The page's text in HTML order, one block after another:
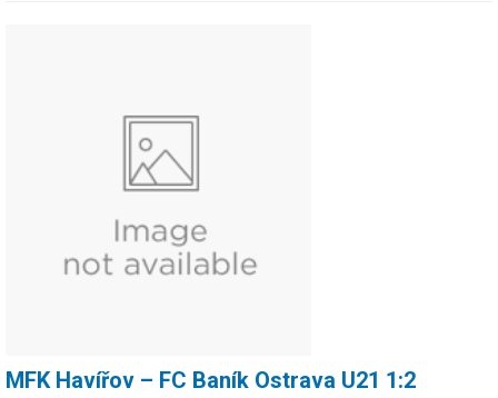
MFK Havířov – FC Baník Ostrava U21 1:2